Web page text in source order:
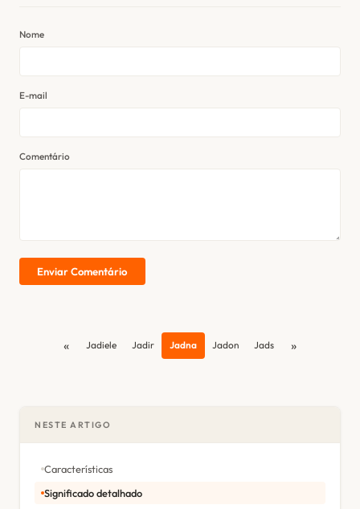
Nome
E-mail
Comentário
Enviar Comentário
« Jadiele Jadir Jadna Jadon Jads »
NESTE ARTIGO
Características
Significado detalhado